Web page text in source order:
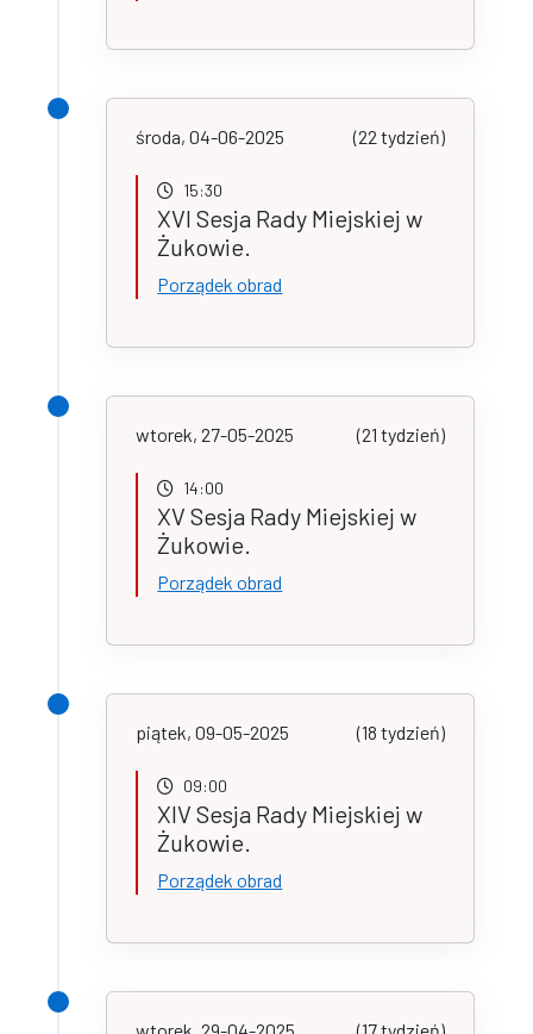
środa, 04-06-2025 (22 tydzień)
15:30
XVI Sesja Rady Miejskiej w
Żukowie.
Porządek obrad
wtorek, 27-05-2025 (21 tydzień)
14:00
XV Sesja Rady Miejskiej w
Żukowie.
Porządek obrad
piątek, 09-05-2025 (18 tydzień)
09:00
XIV Sesja Rady Miejskiej w
Żukowie.
Porządek obrad